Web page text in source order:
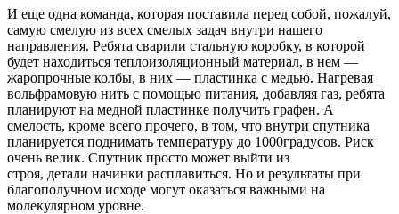
И еще одна команда, которая поставила перед собой, пожалуй,
самую смелую из всех смелых задач внутри нашего
направления. Ребята сварили стальную коробку, в которой
будет находиться теплоизоляционный материал, в нем —
жаропрочные колбы, в них — пластинка с медью. Нагревая
вольфрамовую нить с помощью питания, добавляя газ, ребята
планируют на медной пластинке получить графен. А
смелость, кроме всего прочего, в том, что внутри спутника
планируется поднимать температуру до 1000градусов. Риск
очень велик. Спутник просто может выйти из
строя, детали начинки расплавиться. Но и результаты при
благополучном исходе могут оказаться важными на
молекулярном уровне.